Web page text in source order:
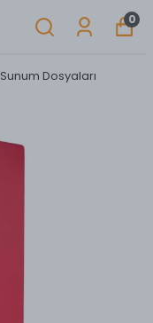
0
Sunum Dosyaları